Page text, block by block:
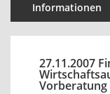
Informationen
27.11.2007
Vorberatung